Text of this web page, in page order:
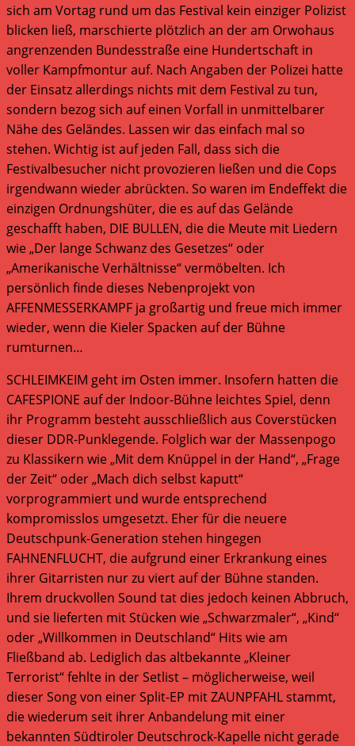
sich am Vortag rund um das Festival kein einziger Polizist
blicken ließ, marschierte plötzlich an der am Orwohaus
angrenzenden Bundesstraße eine Hundertschaft in
voller Kampfmontur auf. Nach Angaben der Polizei hatte
der Einsatz allerdings nichts mit dem Festival zu tun,
sondern bezog sich auf einen Vorfall in unmittelbarer
Nähe des Geländes. Lassen wir das einfach mal so
stehen. Wichtig ist auf jeden Fall, dass sich die
Festivalbesucher nicht provozieren ließen und die Cops
irgendwann wieder abrückten. So waren im Endeffekt die
einzigen Ordnungshüter, die es auf das Gelände
geschafft haben, DIE BULLEN, die die Meute mit Liedern
wie „Der lange Schwanz des Gesetzes“ oder
„Amerikanische Verhältnisse“ vermöbelten. Ich
persönlich finde dieses Nebenprojekt von
AFFENMESSERKAMPF ja großartig und freue mich immer
wieder, wenn die Kieler Spacken auf der Bühne
rumturnen…
SCHLEIMKEIM geht im Osten immer. Insofern hatten die
CAFESPIONE auf der Indoor-Bühne leichtes Spiel, denn
ihr Programm besteht ausschließlich aus Coverstücken
dieser DDR-Punklegende. Folglich war der Massenpogo
zu Klassikern wie „Mit dem Knüppel in der Hand“, „Frage
der Zeit“ oder „Mach dich selbst kaputt“
vorprogrammiert und wurde entsprechend
kompromisslos umgesetzt. Eher für die neuere
Deutschpunk-Generation stehen hingegen
FAHNENFLUCHT, die aufgrund einer Erkrankung eines
ihrer Gitarristen nur zu viert auf der Bühne standen.
Ihrem druckvollen Sound tat dies jedoch keinen Abbruch,
und sie lieferten mit Stücken wie „Schwarzmaler“, „Kind“
oder „Willkommen in Deutschland“ Hits wie am
Fließband ab. Lediglich das altbekannte „Kleiner
Terrorist“ fehlte in der Setlist – möglicherweise, weil
dieser Song von einer Split-EP mit ZAUNPFAHL stammt,
die wiederum seit ihrer Anbandelung mit einer
bekannten Südtiroler Deutschrock-Kapelle nicht gerade